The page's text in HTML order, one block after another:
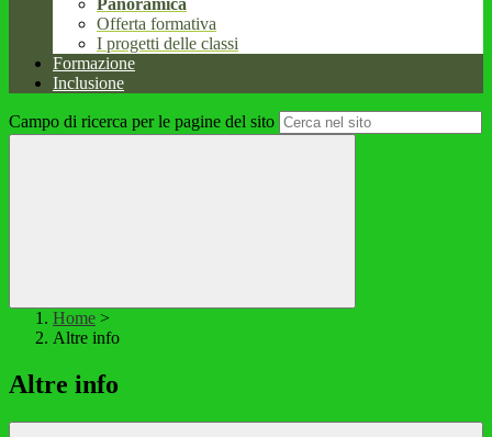
Panoramica
Offerta formativa
I progetti delle classi
Formazione
Inclusione
Campo di ricerca per le pagine del sito
Home >
Altre info
Altre info